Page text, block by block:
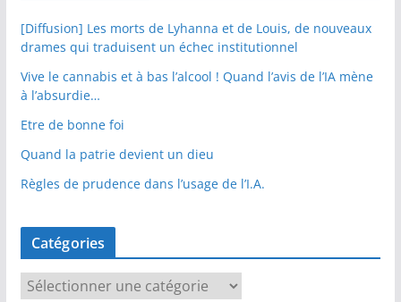
[Diffusion] Les morts de Lyhanna et de Louis, de nouveaux
drames qui traduisent un échec institutionnel
Vive le cannabis et à bas l’alcool ! Quand l’avis de l’IA mène
à l’absurdie…
Etre de bonne foi
Quand la patrie devient un dieu
Règles de prudence dans l’usage de l’I.A.
Catégories